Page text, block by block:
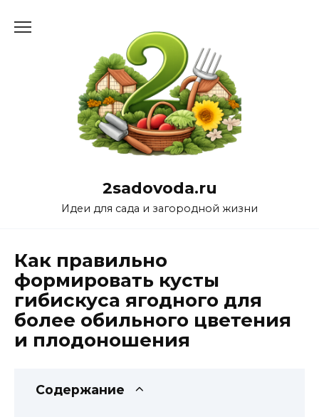
2sadovoda.ru
Идеи для сада и загородной жизни
Как правильно
формировать кусты
гибискуса ягодного для
более обильного цветения
и плодоношения
Содержание